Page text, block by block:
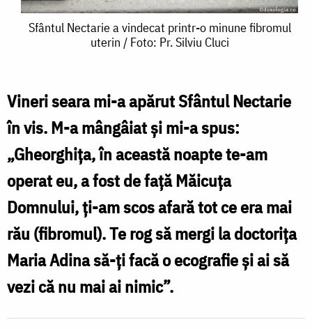
Sfântul
vindecat
printr-
o
minune
fibromul
/
Foto:
Pr.
Silviu
Sfântul Nectarie a vindecat printr-o minune fibromul
uterin / Foto: Pr. Silviu Cluci
Vineri seara mi-a apărut Sfântul Nectarie
în vis. M-a mângâiat şi mi-a spus:
„Gheorghiţa, în această noapte te-am
operat eu, a fost de faţă Măicuţa
Domnului, ţi-am scos afară tot ce era mai
rău (fibromul). Te rog să mergi la doctoriţa
Maria Adina să-ţi facă o ecografie şi ai să
vezi că nu mai ai nimic”.